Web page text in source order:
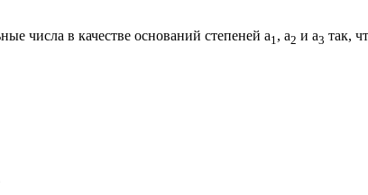
числа в качестве оснований степеней а1, а2 и а3 так,